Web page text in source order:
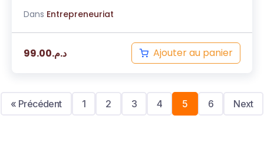
Dans Entrepreneuriat
د.م.99.00 Ajouter au panier
« Précédent 1 2 3 4 5 6 Next